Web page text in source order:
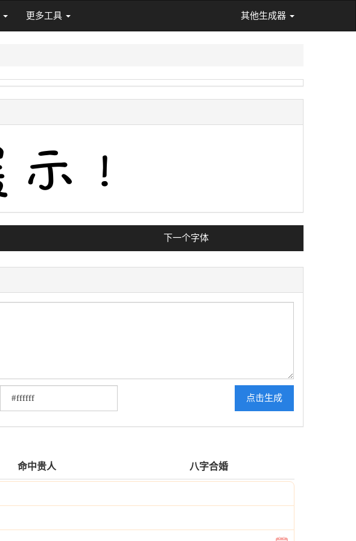
更多工具 其他生成器
下一个字体
点击生成
命中贵人 八字合婚